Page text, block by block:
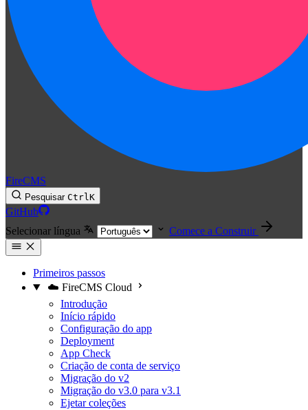
FireCMS
Pesquisar CtrlK
GitHub
Selecionar língua
Comece a Construir
Primeiros passos
☁️ FireCMS Cloud
Introdução
Início rápido
Configuração do app
Deployment
App Check
Criação de conta de serviço
Migração do v2
Migração do v3.0 para v3.1
Ejetar coleções